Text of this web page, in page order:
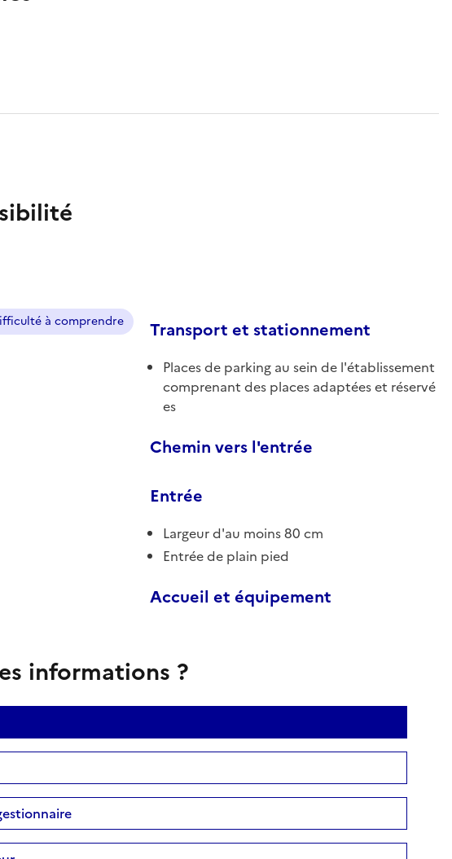
à comprendre Transport et stationnement
Places de parking au sein de l'établissement
comprenant des places adaptées et réservé
es
Chemin vers l'entrée
Entrée
Largeur d'au moins 80 cm
Entrée de plain pied
Accueil et équipement
informations ?